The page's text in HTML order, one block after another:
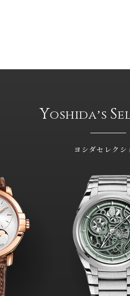
Yoshidaʼs S
ヨシダセレクシ